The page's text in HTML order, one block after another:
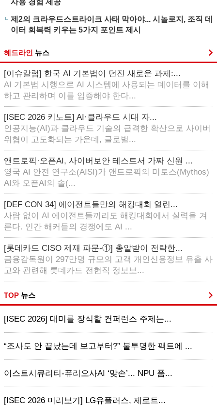
사용 경험 제공
제2의 크라우드스트라이크 사태 막아야... 시놀로지, 조직 데
이터 회복력 키우는 5가지 포인트 제시
헤드라인 뉴스
[이슈칼럼] 한국 AI 기본법이 던진 새로운 과제:...
AI 기본법 시행으로 AI 시스템에 사용되는 데이터를 이해
하고 관리하며 이를 입증해야 한다...
[ISEC 2026 키노트] AI·클라우드 시대 자...
인공지능(AI)과 클라우드 기술의 급격한 확산으로 사이버
위협이 고도화되는 가운데, 글로벌...
앤트로픽·오픈AI, 사이버보안 테스트서 가짜 신원 ...
영국 AI 안전 연구소(AISI)가 앤트로픽의 미토스(Mythos)
AI와 오픈AI의 솔(...
[DEF CON 34] 에이전트들만의 해킹대회 열린...
사람 없이 AI 에이전트들끼리도 해킹대회에서 실력을 겨
룬다. 인간 해커들의 경쟁에도 AI ...
[롯데카드 CISO 제재 파문-①] 총알받이 전락한...
금융감독원이 297만명 규모의 고객 개인신용정보 유출 사
고와 관련해 롯데카드 전현직 정보보...
TOP 뉴스
[ISEC 2026] 대미를 장식할 컨퍼런스 주제는...
“조사도 안 끝났는데 보고부터?” 불투명한 팩트에 ...
이스트시큐리티-퓨리오사AI ‘맞손’... NPU 품...
[ISEC 2026 미리보기] LG유플러스, 제로트...